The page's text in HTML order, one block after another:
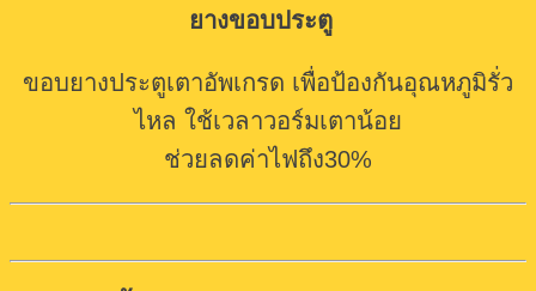
ยางขอบประตู
ขอบยางประตูเตาอัพเกรด เพื่อป้องกันอุณหภูมิรั่ว
ไหล ใช้เวลาวอร์มเตาน้อย
ช่วยลดค่าไฟถึง30%